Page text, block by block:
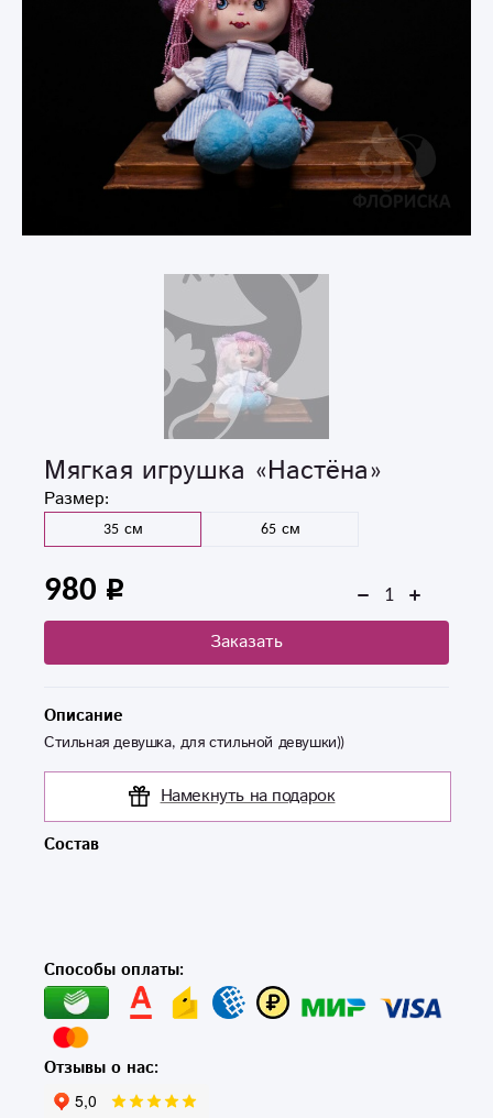
Мягкая игрушка «Настёна»
Размер:
35 см 65 см
980
Заказать
Описание
Стильная девушка, для стильной девушки))
Намекнуть на подарок
Состав
Способы оплаты:
Отзывы о нас: